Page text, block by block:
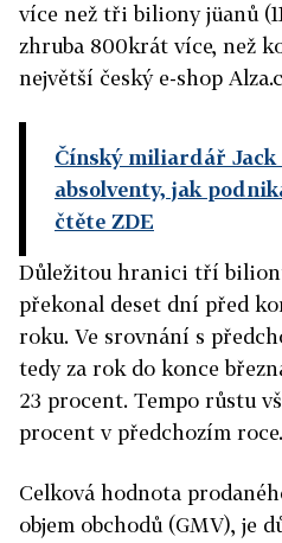
více než tři biliony jüanů
zhruba 800krát více, než
největší český e-shop
Čínský miliardář
absolventy, jak
čtěte ZDE
Důležitou hranici tří
překonal deset dní před
roku. Ve srovnání s
tedy za rok do konce
23 procent. Tempo růstu
procent v předchozím roce.
Celková hodnota
objem obchodů (GMV), je